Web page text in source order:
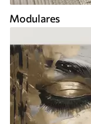
Modulares